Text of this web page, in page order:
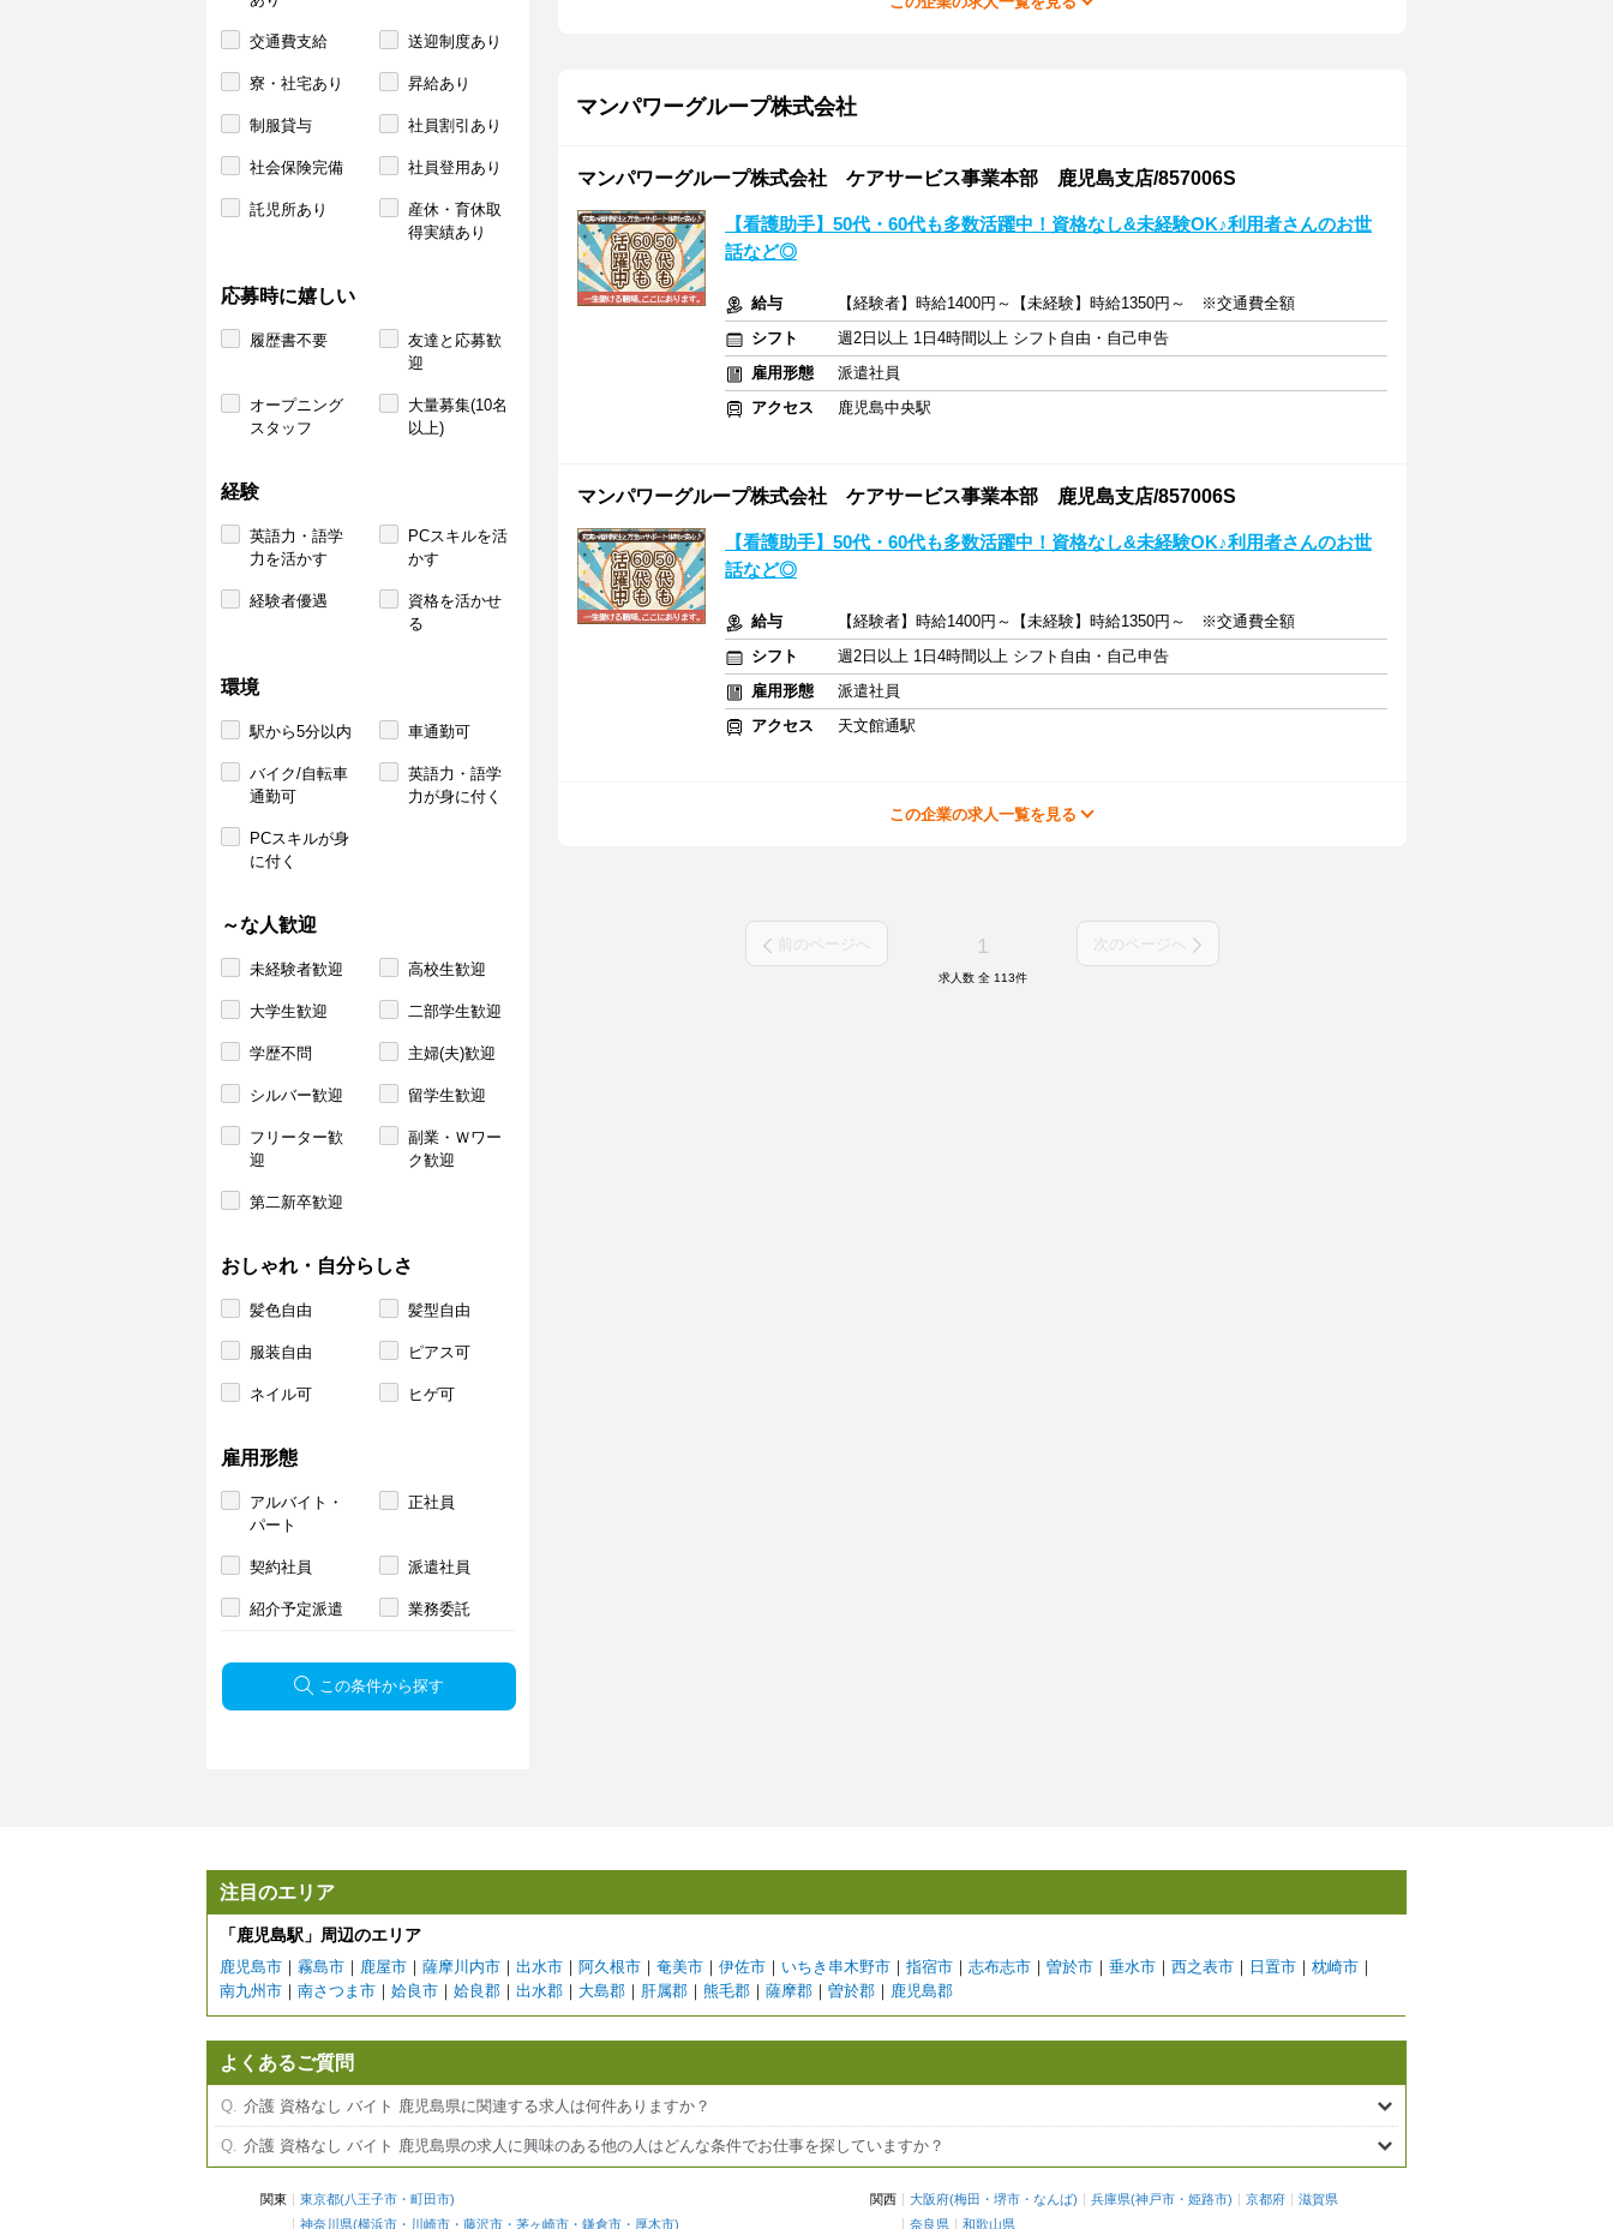
交通費支給 送迎制度あり
寮・社宅あり 昇給あり
制服貸与 社員割引あり
社会保険完備 社員登用あり
託児所あり
産休・育休取
得実績あり
応募時に嬉しい
履歴書不要
友達と応募歓
迎
オープニング
スタッフ
大量募集(10名
以上)
経験
英語力・語学
力を活かす
PCスキルを活
かす
経験者優遇
資格を活かせ
る
環境
駅から5分以内 車通勤可
バイク/自転車
通勤可
英語力・語学
力が身に付く
PCスキルが身
に付く
～な人歓迎
未経験者歓迎 高校生歓迎
大学生歓迎 二部学生歓迎
学歴不問 主婦(夫)歓迎
シルバー歓迎 留学生歓迎
フリーター歓
迎
副業・Ｗワー
ク歓迎
第二新卒歓迎
おしゃれ・自分らしさ
髪色自由 髪型自由
服装自由 ピアス可
ネイル可 ヒゲ可
雇用形態
アルバイト・
パート
正社員
契約社員 派遣社員
紹介予定派遣 業務委託
この条件から探す
マンパワーグループ株式会社
マンパワーグループ株式会社 ケアサービス事業本部 鹿児島支店/857006S
【看護助手】50代・60代も多数活躍中！資格なし&未経験OK♪利用者さんのお世
話など◎
給与
【経験者】時給1400円～【未経験】時給1350円～ ※交通費全額
シフト
週2日以上 1日4時間以上 シフト自由・自己申告
雇用形態
派遣社員
アクセス
鹿児島中央駅
マンパワーグループ株式会社 ケアサービス事業本部 鹿児島支店/857006S
【看護助手】50代・60代も多数活躍中！資格なし&未経験OK♪利用者さんのお世
話など◎
給与
【経験者】時給1400円～【未経験】時給1350円～ ※交通費全額
シフト
週2日以上 1日4時間以上 シフト自由・自己申告
雇用形態
派遣社員
アクセス
天文館通駅
この企業の求人一覧を見る
前のページへ 1 次のページへ
求人数 全 113件
注目のエリア
「鹿児島駅」周辺のエリア
鹿児島市 ｜ 霧島市 ｜ 鹿屋市 ｜ 薩摩川内市 ｜ 出水市 ｜ 阿久根市 ｜ 奄美市 ｜ 伊佐市 ｜ いちき串木野市 ｜ 指宿市 ｜ 志布志市 ｜ 曽於市 ｜ 垂水市 ｜ 西之表市 ｜ 日置市 ｜ 枕崎市 ｜
南九州市 ｜ 南さつま市 ｜ 姶良市 ｜ 姶良郡 ｜ 出水郡 ｜ 大島郡 ｜ 肝属郡 ｜ 熊毛郡 ｜ 薩摩郡 ｜ 曽於郡 ｜ 鹿児島郡
よくあるご質問
介護 資格なし バイト 鹿児島県に関連する求人は何件ありますか？
介護 資格なし バイト 鹿児島県の求人に興味のある他の人はどんな条件でお仕事を探していますか？
関東 東京都(八王子市 ・ 町田市)
神奈川県(横浜市 ・ 川崎市 ・ 藤沢市 ・ 茅ヶ崎市 ・ 鎌倉市 ・ 厚木市)
関西 大阪府(梅田 ・ 堺市 ・ なんば) 兵庫県(神戸市 ・ 姫路市) 京都府
滋賀県
奈良県
和歌山県